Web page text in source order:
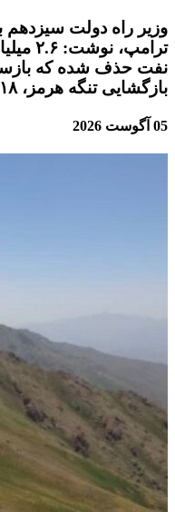
وزیر راه دولت سیزدهم
نفت حذف شده که
بازگشایی تنگه هرمز، ۱۸ ماه زمان می‌برد.
05 آگوست 2026